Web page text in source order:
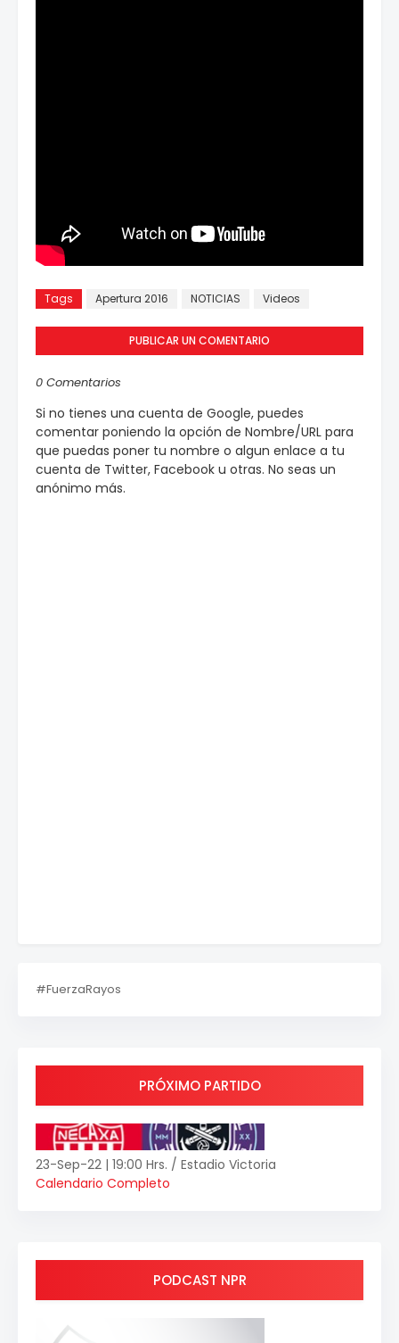
Tags Apertura 2016 NOTICIAS Videos
PUBLICAR UN COMENTARIO
0 Comentarios
Si no tienes una cuenta de Google, puedes
comentar poniendo la opción de Nombre/URL para
que puedas poner tu nombre o algun enlace a tu
cuenta de Twitter, Facebook u otras. No seas un
anónimo más.
#FuerzaRayos
PRÓXIMO PARTIDO
23-Sep-22 | 19:00 Hrs. / Estadio Victoria
Calendario Completo
PODCAST NPR